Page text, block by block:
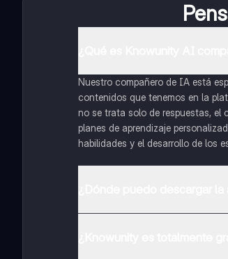
Nuestro compañero de IA está
contenidos que tenemos en la
no se trata solo de respuestas, el
planes de aprendizaje
habilidades y el desarrollo de los